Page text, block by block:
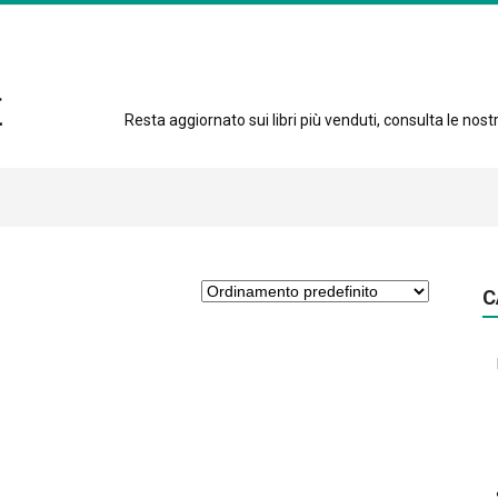
Resta aggiornato sui libri più venduti, consulta le